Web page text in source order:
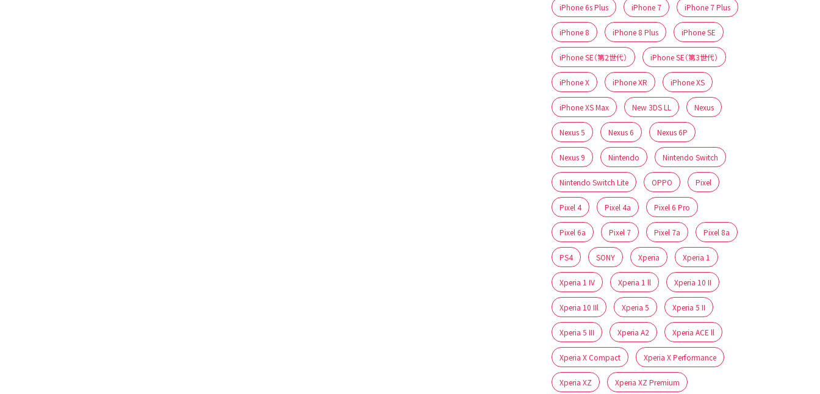
iPhone 6s Plus iPhone 7 iPhone 7 Plus
iPhone 8 iPhone 8 Plus iPhone SE
iPhone SE（第2世代） iPhone SE（第3世代）
iPhone X iPhone XR iPhone XS
iPhone XS Max New 3DS LL Nexus
Nexus 5 Nexus 6 Nexus 6P
Nexus 9 Nintendo Nintendo Switch
Nintendo Switch Lite OPPO Pixel
Pixel 4 Pixel 4a Pixel 6 Pro
Pixel 6a Pixel 7 Pixel 7a Pixel 8a
PS4 SONY Xperia Xperia 1
Xperia 1 IV Xperia 1 ll Xperia 10 II
Xperia 10 IIl Xperia 5 Xperia 5 II
Xperia 5 III Xperia A2 Xperia ACE ll
Xperia X Compact Xperia X Performance
Xperia XZ Xperia XZ Premium